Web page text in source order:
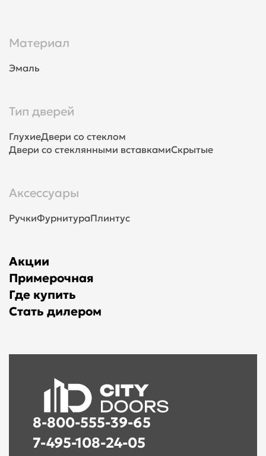
Материал
Эмаль
Тип дверей
ГлухиеДвери со стеклом
Двери со стеклянными вставкамиСкрытые
Аксессуары
РучкиФурнитураПлинтус
Акции
Примерочная
Где купить
Стать дилером
8-800-555-39-65
7-495-108-24-05